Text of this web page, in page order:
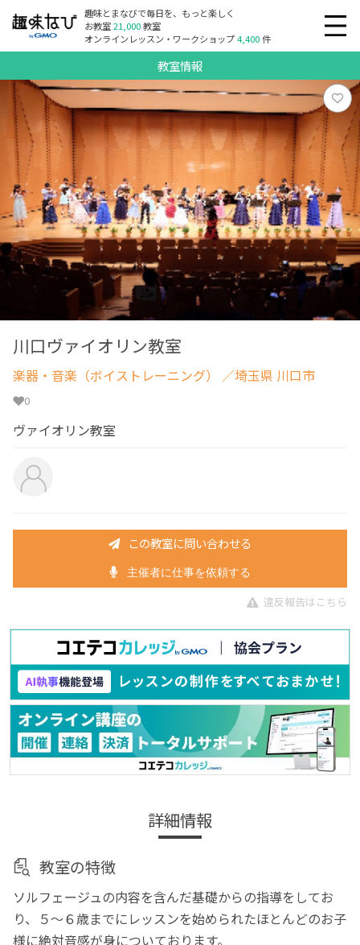
趣味とまなびで毎日を、もっと楽しく
お教室21,000教室
オンラインレッスン・ワークショップ4,400件
教室情報
川口ヴァイオリン教室
楽器・音楽（ボイストレーニング） ／埼玉県 川口市
0
ヴァイオリン教室
この教室に問い合わせる
主催者に仕事を依頼する
違反報告はこちら
詳細情報
教室の特徴
ソルフェージュの内容を含んだ基礎からの指導をしてお
り、５～６歳までにレッスンを始められたほとんどのお子
様に絶対音感が身についております。